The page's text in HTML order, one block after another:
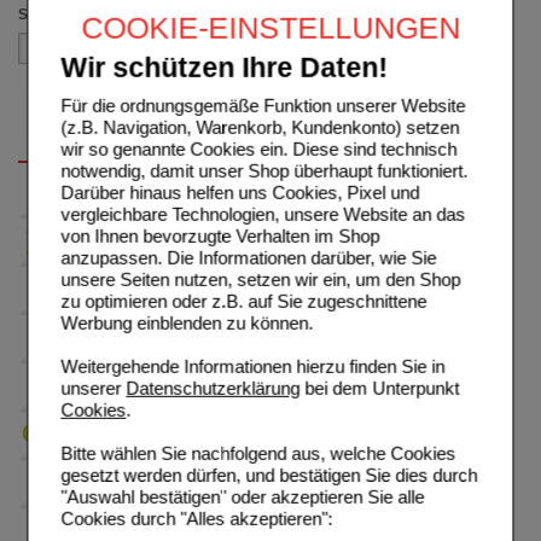
COOKIE-EINSTELLUNGEN
Wir schützen Ihre Daten!
Für die ordnungsgemäße Funktion unserer Website
(z.B. Navigation, Warenkorb, Kundenkonto) setzen
wir so genannte Cookies ein. Diese sind technisch
notwendig, damit unser Shop überhaupt funktioniert.
Darüber hinaus helfen uns Cookies, Pixel und
vergleichbare Technologien, unsere Website an das
von Ihnen bevorzugte Verhalten im Shop
anzupassen. Die Informationen darüber, wie Sie
unsere Seiten nutzen, setzen wir ein, um den Shop
zu optimieren oder z.B. auf Sie zugeschnittene
Werbung einblenden zu können.
Weitergehende Informationen hierzu finden Sie in
unserer Datenschutzerklärungbei dem Unterpunkt
Cookies.
Bitte wählen Sie nachfolgend aus, welche Cookies
gesetzt werden dürfen, und bestätigen Sie dies durch
"Auswahl bestätigen" oder akzeptieren Sie alle
Cookies durch "Alles akzeptieren":
Sortieren nach